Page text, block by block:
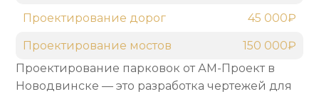
Проектирование парковок от АМ-Проект в
Новодвинске — это разработка чертежей для
Проектирование дорог 45 000₽
Проектирование мостов 150 000₽